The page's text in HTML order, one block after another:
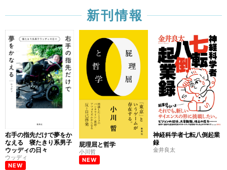
新刊情報
右手の指先だけで夢をか
なえる 寝たきり系男子
ウッディの日々
ウッディ
NEW
屁理屈と哲学
小川哲
NEW
神経科学者七転八倒起業
録
金井良太